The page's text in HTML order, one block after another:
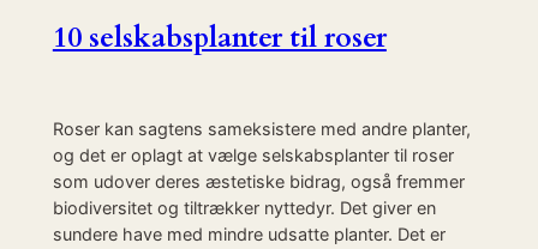
10 selskabsplanter til roser
Roser kan sagtens sameksistere med andre planter,
og det er oplagt at vælge selskabsplanter til roser
som udover deres æstetiske bidrag, også fremmer
biodiversitet og tiltrækker nyttedyr. Det giver en
sundere have med mindre udsatte planter. Det er